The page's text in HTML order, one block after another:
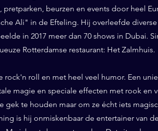
pretparken, beurzen en events door heel
Ali" in de Efteling. Hij overleefde
in 2017 meer dan 70 shows in Dubai.
Rotterdamse restaurant: Het Zalmhuis.
rock'n roll en met heel veel humor. Een
magie en speciale effecten met rook en
te houden maar om ze écht iets
is hij onmiskenbaar de entertainer van